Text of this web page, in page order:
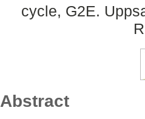
cycle, G2E.
Abstract